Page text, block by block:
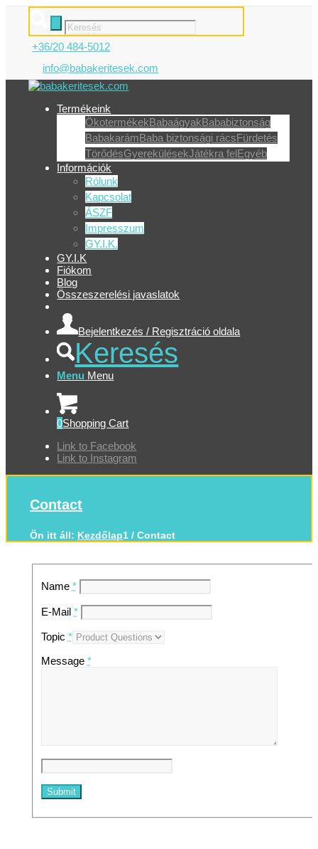
+36/20 484-5012
info@babakeritesek.com
Termékeink
ÖkotermékekBabaágyakBababiztonság
BabakarámBaba biztonsági rácsFürdetés
TörődésGyerekülésekJátékra felEgyéb
Információk
Rólunk
Kapcsolat
ÁSZF
Impresszum
GY.I.K.
GY.I.K
Fiókom
Blog
Összeszerelési javaslatok
Bejelentkezés / Regisztráció oldala
Keresés
Menu Menu
0Shopping Cart
Link to Facebook
Link to Instagram
Contact
Ön itt áll: Kezdőlap1 / Contact
Name *
E-Mail *
Topic *
Message *